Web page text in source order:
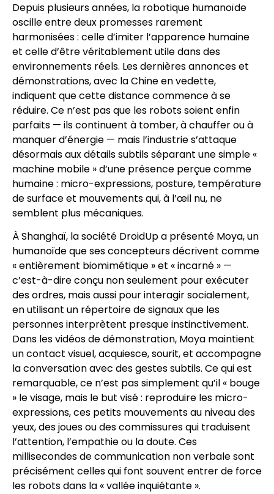
Depuis plusieurs années, la robotique humanoïde
oscille entre deux promesses rarement
harmonisées : celle d’imiter l’apparence humaine
et celle d’être véritablement utile dans des
environnements réels. Les dernières annonces et
démonstrations, avec la Chine en vedette,
indiquent que cette distance commence à se
réduire. Ce n’est pas que les robots soient enfin
parfaits — ils continuent à tomber, à chauffer ou à
manquer d’énergie — mais l’industrie s’attaque
désormais aux détails subtils séparant une simple «
machine mobile » d’une présence perçue comme
humaine : micro-expressions, posture, température
de surface et mouvements qui, à l’œil nu, ne
semblent plus mécaniques.
À Shanghaï, la société DroidUp a présenté Moya, un
humanoïde que ses concepteurs décrivent comme
« entièrement biomimétique » et « incarné » —
c’est-à-dire conçu non seulement pour exécuter
des ordres, mais aussi pour interagir socialement,
en utilisant un répertoire de signaux que les
personnes interprètent presque instinctivement.
Dans les vidéos de démonstration, Moya maintient
un contact visuel, acquiesce, sourit, et accompagne
la conversation avec des gestes subtils. Ce qui est
remarquable, ce n’est pas simplement qu’il « bouge
» le visage, mais le but visé : reproduire les micro-
expressions, ces petits mouvements au niveau des
yeux, des joues ou des commissures qui traduisent
l’attention, l’empathie ou la doute. Ces
millisecondes de communication non verbale sont
précisément celles qui font souvent entrer de force
les robots dans la « vallée inquiétante ».